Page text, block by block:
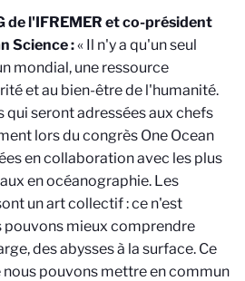
de l'IFREMER et co-président
Science :« Il n'y a qu'un seul
mondial, une ressource
et au bien-être de l'humanité.
seront adressées aux chefs
lors du congrès One Ocean
en collaboration avec les plus
en océanographie. Les
un art collectif : ce n'est
pouvons mieux comprendre
des abysses à la surface. Ce
nous pouvons mettre en commun